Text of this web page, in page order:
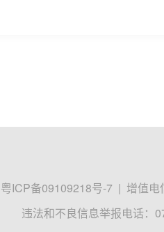
粤ICP备09109218号-7 | 增值电
违法和不良信息举报电话：